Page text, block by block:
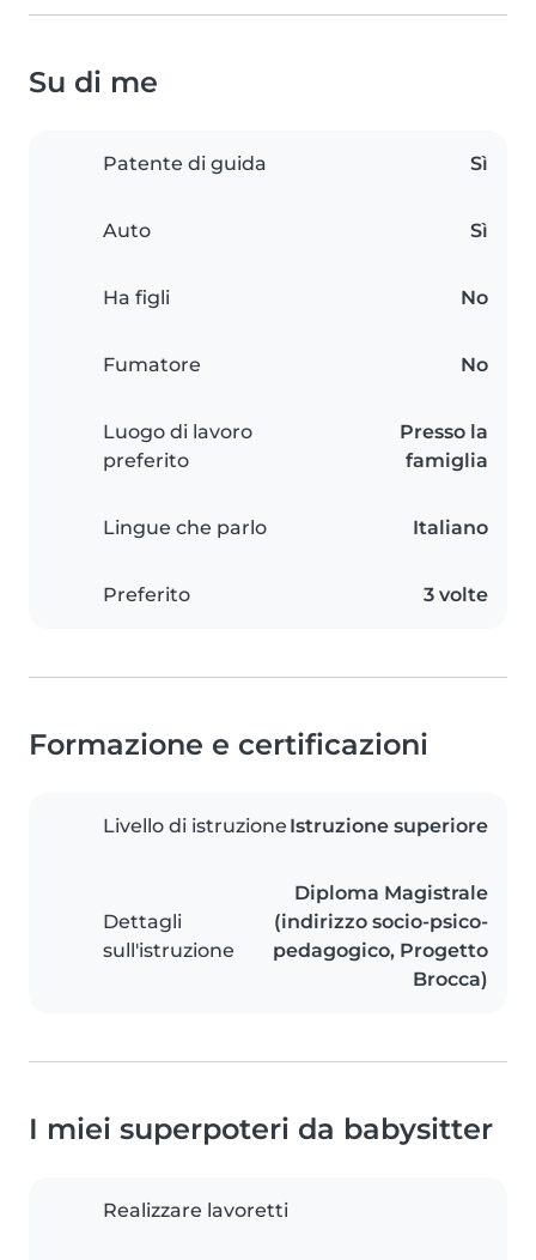
Su di me
Patente di guida Sì
Auto Sì
Ha figli No
Fumatore No
Luogo di lavoro
preferito
Presso la
famiglia
Lingue che parlo Italiano
Preferito 3 volte
Formazione e certificazioni
Livello di istruzione Istruzione superiore
Dettagli
sull'istruzione
Diploma Magistrale
(indirizzo socio-psico-
pedagogico, Progetto
Brocca)
I miei superpoteri da babysitter
Realizzare lavoretti